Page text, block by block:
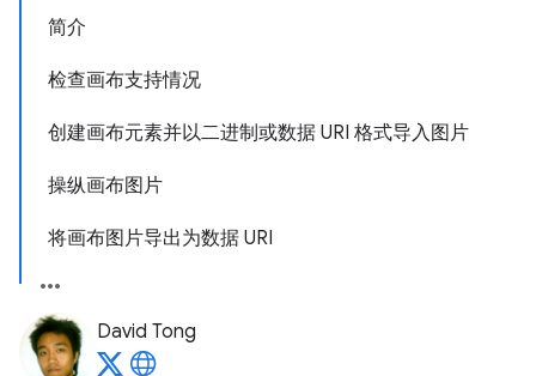
简介
检查画布支持情况
创建画布元素并以二进制或数据 URI 格式导入图片
操纵画布图片
将画布图片导出为数据 URI
David Tong